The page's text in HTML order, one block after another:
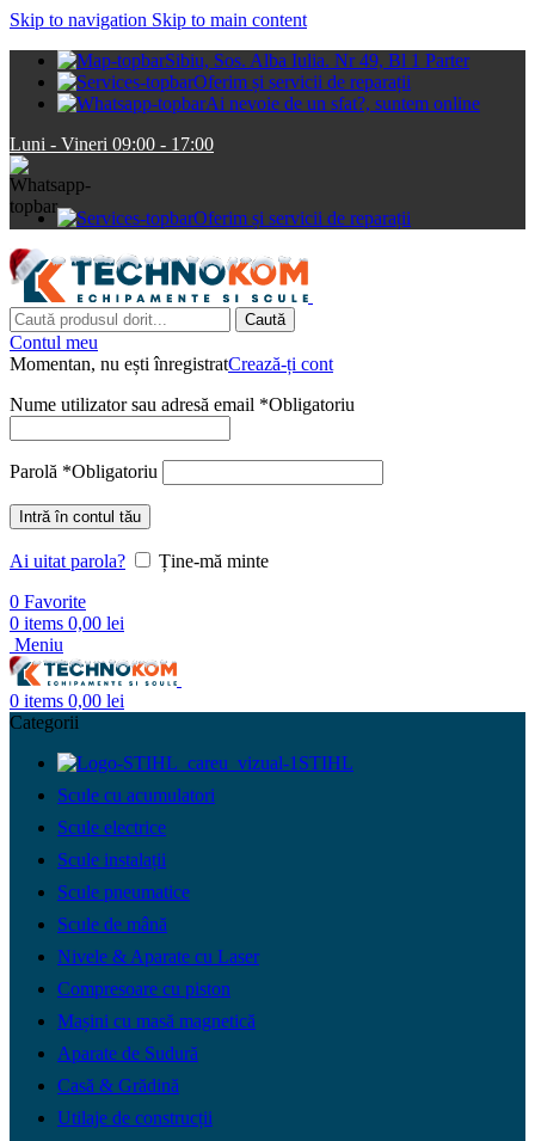
Skip to navigation Skip to main content
Sibiu, Sos. Alba Iulia. Nr 49, Bl 1 Parter
Oferim și servicii de reparații
Ai nevoie de un sfat?, suntem online
Luni - Vineri 09:00 - 17:00
Oferim și servicii de reparații
Caută
Contul meu
Momentan, nu ești înregistratCrează-ți cont
Nume utilizator sau adresă email *Obligatoriu
Parolă *Obligatoriu
Intră în contul tău
Ai uitat parola?
Ține-mă minte
0 Favorite
0 items 0,00 lei
Meniu
0 items 0,00 lei
Categorii
STIHL
Scule cu acumulatori
Scule electrice
Scule instalații
Scule pneumatice
Scule de mână
Nivele & Aparate cu Laser
Compresoare cu piston
Mașini cu masă magnetică
Aparate de Sudură
Casă & Grădină
Utilaje de construcții